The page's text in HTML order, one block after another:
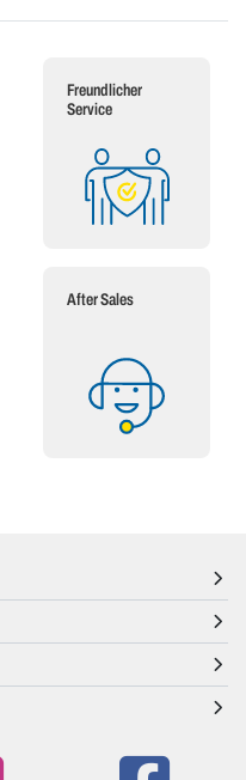
Freundlicher
Service
After Sales